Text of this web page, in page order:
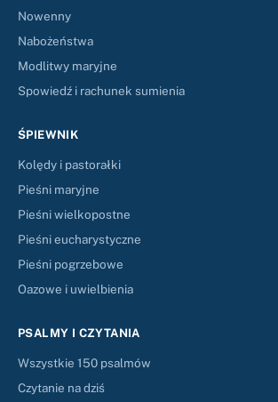
Nowenny
Nabożeństwa
Modlitwy maryjne
Spowiedź i rachunek sumienia
ŚPIEWNIK
Kolędy i pastorałki
Pieśni maryjne
Pieśni wielkopostne
Pieśni eucharystyczne
Pieśni pogrzebowe
Oazowe i uwielbienia
PSALMY I CZYTANIA
Wszystkie 150 psalmów
Czytanie na dziś